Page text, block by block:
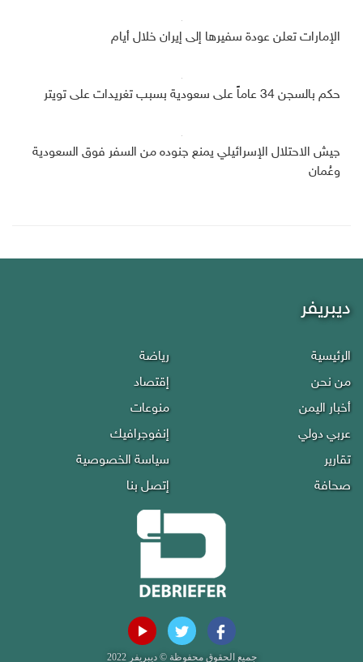
الإمارات تعلن عودة سفيرها إلى إيران خلال أيام
حكم بالسجن 34 عاماً على سعودية بسبب تغريدات على تويتر
جيش الاحتلال الإسرائيلي يمنع جنوده من السفر فوق السعودية
وعُمان
ديبريفر
الرئيسية
من نحن
أخبار اليمن
عربي دولي
تقارير
صحافة
رياضة
إقتصاد
منوعات
إنفوجرافيك
سياسة الخصوصية
إتصل بنا
جميع الحقوق محفوظة © ديبريفر 2022